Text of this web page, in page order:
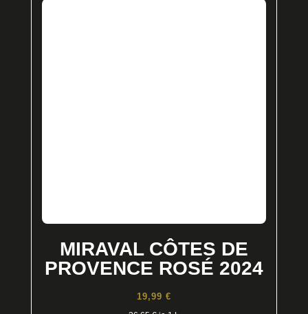
MIRAVAL CÔTES DE
PROVENCE ROSÉ 2024
19,99 €